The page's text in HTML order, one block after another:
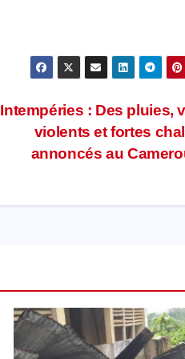
Intempéries : Des pluies,
violents et fortes
annoncés au